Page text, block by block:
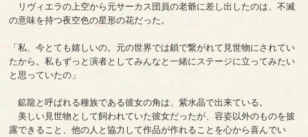
リヴィエラの上空から元サーカス団員の老爺に差し出したのは、不滅
の意味を持つ夜空色の星形の花だった。
「私、今とても嬉しいの。元の世界では鎖で繋がれて見世物にされてい
たから。私もずっと演者としてみんなと一緒にステージに立ってみたい
と思っていたの」
鉱龍と呼ばれる種族である彼女の角は、紫水晶で出来ている。
美しい見世物として飼われていた彼女だったが、容姿以外のものを披
露できること、他の人と協力して作品が作れることを心から喜んでい